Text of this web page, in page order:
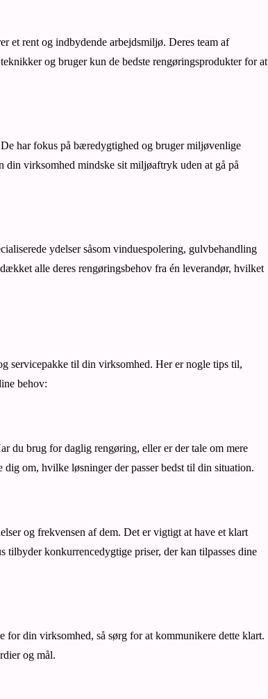
et rent og indbydende arbejdsmiljø. Deres team af
og bruger kun de bedste rengøringsprodukter for at
har fokus på bæredygtighed og bruger miljøvenlige
virksomhed mindske sit miljøaftryk uden at gå på
ydelser såsom vinduespolering, gulvbehandling
alle deres rengøringsbehov fra én leverandør, hvilket
servicepakke til din virksomhed. Her er nogle tips til,
behov:
du brug for daglig rengøring, eller er der tale om mere
om, hvilke løsninger der passer bedst til din situation.
og frekvensen af dem. Det er vigtigt at have et klart
konkurrencedygtige priser, der kan tilpasses dine
din virksomhed, så sørg for at kommunikere dette klart.
og mål.